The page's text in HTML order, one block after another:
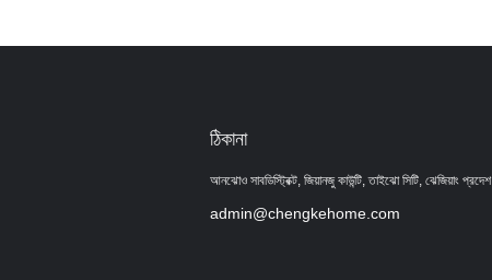
ঠিকানা
আনঝোও সাবডিস্ট্রিক্ট, জিয়ানজু কাউন্টি, তাইঝো সিটি, ঝেজিয়াং প্রদেশ
admin@chengkehome.com